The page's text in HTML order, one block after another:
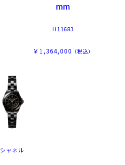
mm
H11683
￥1,364,000 （税込）
シャネル